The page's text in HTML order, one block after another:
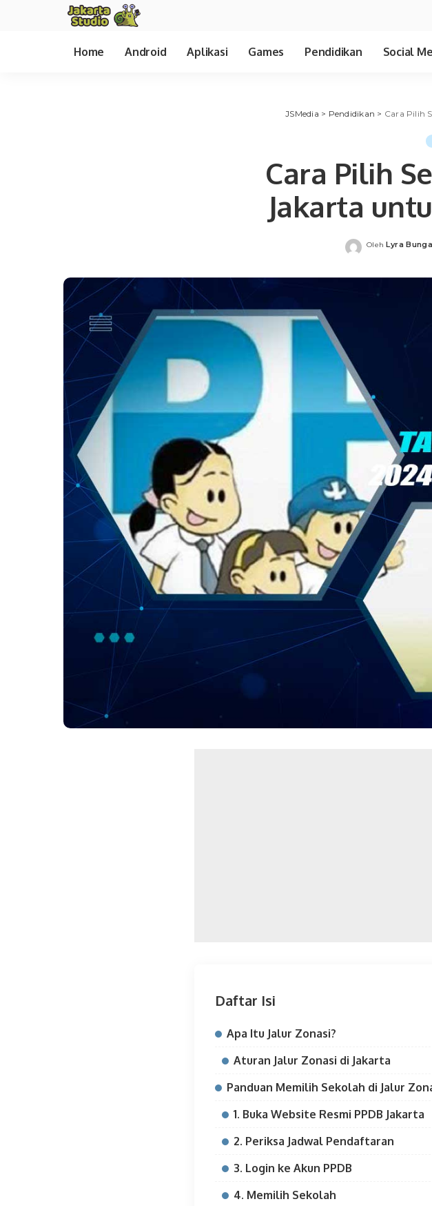
Home Android Aplikasi Games Pendidikan Social
JSMedia > Pendidikan > Cara Pilih
Cara Pilih
Jakarta
Posted
Oleh Lyra
Daftar Isi
Apa Itu Jalur Zonasi?
Aturan Jalur Zonasi di Jakarta
Panduan Memilih Sekolah di Jalur
1. Buka Website Resmi PPDB Jakarta
2. Periksa Jadwal Pendaftaran
3. Login ke Akun PPDB
4. Memilih Sekolah